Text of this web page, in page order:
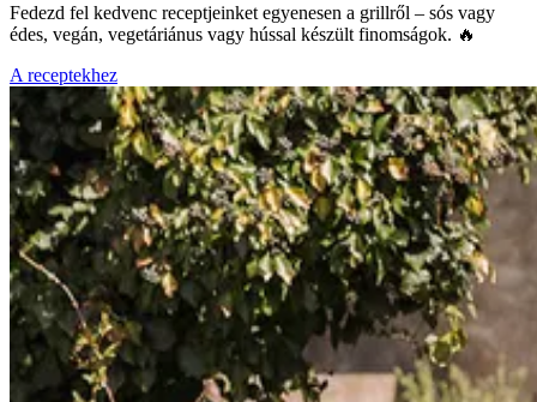
Fedezd fel kedvenc receptjeinket egyenesen a grillről – sós vagy
édes, vegán, vegetáriánus vagy hússal készült finomságok. 🔥
A receptekhez